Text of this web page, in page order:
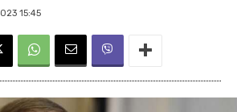
15:45